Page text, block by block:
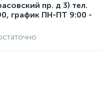
пр. д 3) тел.
график ПН-ПТ 9:00 -